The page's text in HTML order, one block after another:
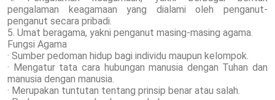
pengalaman keagamaan yang dialami oleh penganut-
penganut secara pribadi.
5. Umat beragama, yakni penganut masing-masing agama.
Fungsi Agama
· Sumber pedoman hidup bagi individu maupun kelompok.
· Mengatur tata cara hubungan manusia dengan Tuhan dan
manusia dengan manusia.
· Merupakan tuntutan tentang prinsip benar atau salah.